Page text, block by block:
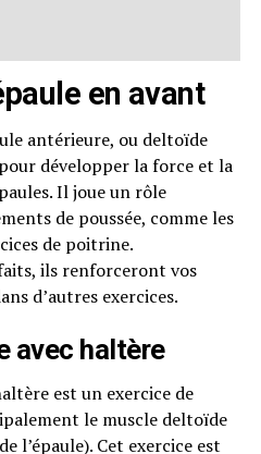
en avant
antérieure, ou deltoïde
développer la force et la
Il joue un rôle
de poussée, comme les
de poitrine.
ils renforceront vos
d’autres exercices.
avec haltère​
est un exercice de
le muscle deltoïde
l’épaule). Cet exercice est